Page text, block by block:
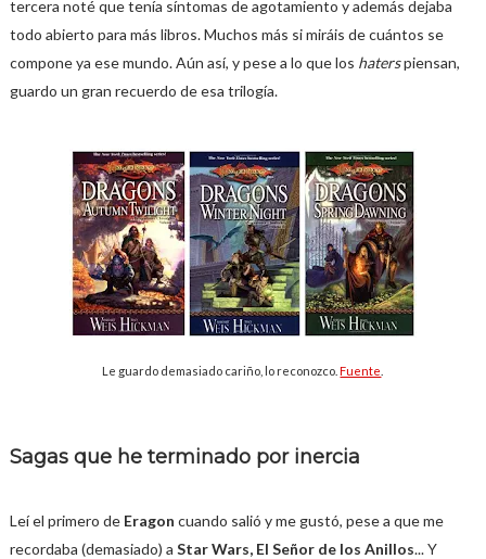
tercera noté que tenía síntomas de agotamiento y además dejaba
todo abierto para más libros. Muchos más si miráis de cuántos se
compone ya ese mundo. Aún así, y pese a lo que los haterspiensan,
guardo un gran recuerdo de esa trilogía.
Le guardo demasiado cariño, lo reconozco.Fuente
Sagas que he terminado por inercia
Leí el primero de Eragon cuando salió y me gustó, pese a que me
recordaba (demasiado) a Star Wars, El Señor de los Anillos... Y